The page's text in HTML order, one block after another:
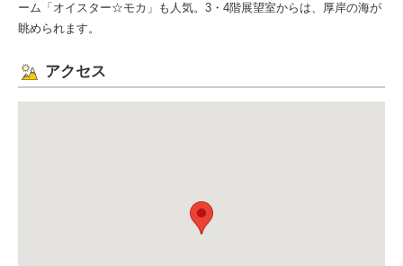
ーム「オイスター☆モカ」も人気。3・4階展望室からは、厚岸の海が
眺められます。
アクセス